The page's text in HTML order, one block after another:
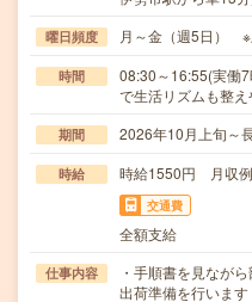
曜日頻度 月～金（週5日） ※
時間
08:30～16:55(実働
で生活リズムも整
期間 2026年10月上旬～
時給 時給1550円 月収
交通費
全額支給
仕事内容
・手順書を見なが
出荷準備を行いま